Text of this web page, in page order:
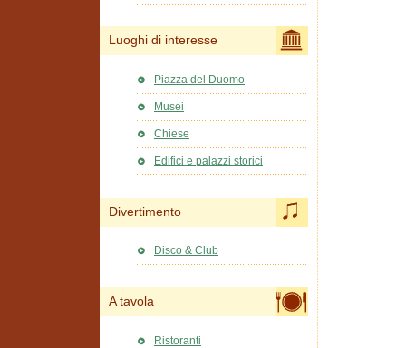
Luoghi di interesse
Piazza del Duomo
Musei
Chiese
Edifici e palazzi storici
Divertimento
Disco & Club
A tavola
Ristoranti